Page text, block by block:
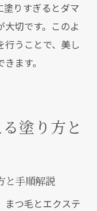
塗りすぎるとダマ
切です。このよ
行うことで、美し
ます。
塗り方と
と手順解説
まつ毛とエクステ